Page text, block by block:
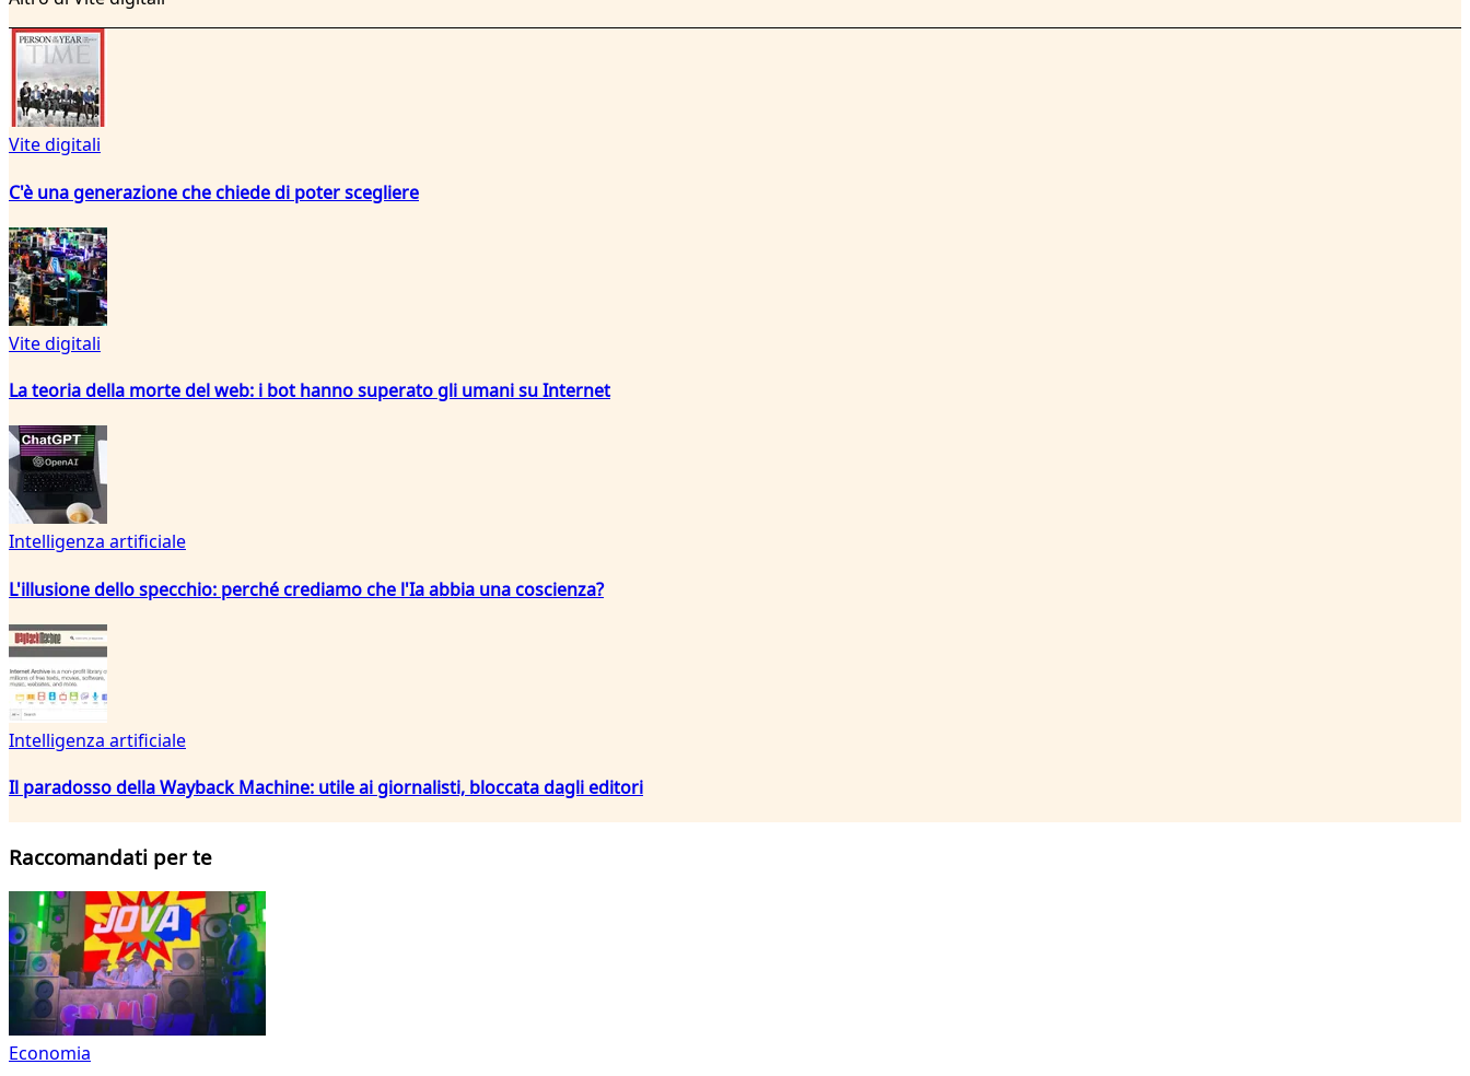
Vite digitali
C'è una generazione che chiede di poter scegliere
Vite digitali
La teoria della morte del web: i bot hanno superato gli umani su Internet
Intelligenza artificiale
L'illusione dello specchio: perché crediamo che l'Ia abbia una coscienza?
Intelligenza artificiale
Il paradosso della Wayback Machine: utile ai giornalisti, bloccata dagli editori
Raccomandati per te
Economia